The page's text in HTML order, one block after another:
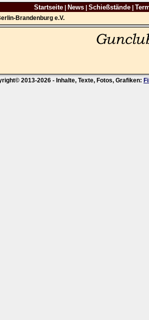
Startseite| News| Schießstände|
Brandenburg e.V.
2013-2026 - Inhalte, Texte, Fotos, Grafiken: